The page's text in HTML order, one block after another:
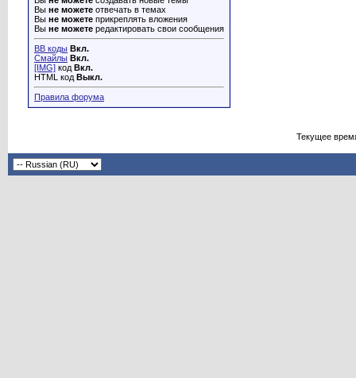
Вы не можете отвечать в темах
Вы не можете прикреплять вложения
Вы не можете редактировать свои сообщения
BB коды Вкл.
Смайлы Вкл.
[IMG] код Вкл.
HTML код Выкл.
Правила форума
Текущее